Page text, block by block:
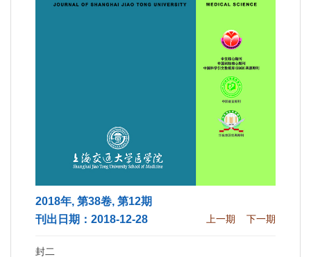
2018年, 第38卷, 第12期
刊出日期：2018-12-28
上一期 下一期
封二